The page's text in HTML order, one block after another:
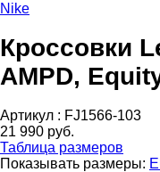
Nike
Кроссовки
AMPD,
Артикул : FJ1566-103
21 990 руб.
Таблица размеров
Показывать размеры: